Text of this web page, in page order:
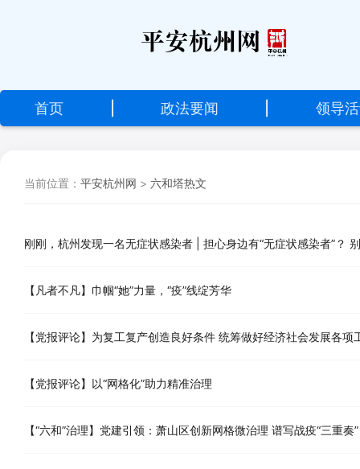
首
页
藏
首页 政法要闻 领导
当前位置： 平安杭州网 > 六和塔热文
刚刚，杭州发现一名无症状感染者 | 担心身边有“无症状感染者”？
【凡者不凡】巾帼“她”力量，“疫”线绽芳华
【党报评论】为复工复产创造良好条件 统筹做好经济社会发展各项
【党报评论】以“网格化”助力精准治理
【“六和”治理】党建引领：萧山区创新网格微治理 谱写战疫“三重奏”